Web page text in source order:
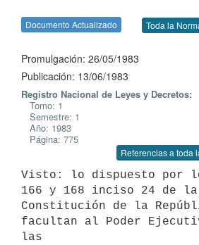
Documento Actualizado Toda la
Promulgación: 26/05/1983
Publicación: 13/06/1983
Registro Nacional de Leyes y Decretos:
Tomo: 1
Semestre: 1
Año: 1983
Página: 775
Referencias a toda
Visto: lo dispuesto por
166 y 168 inciso 24 de la
Constitución de la
facultan al Poder
las